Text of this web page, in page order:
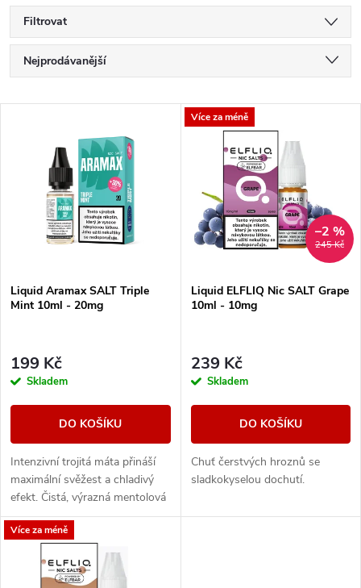
Filtrovat
Ř
a
p
r
o
u
k
t
Nejprodávanější
Nejdražší
Abecedně
s
p
r
o
d
u
k
Liquid Aramax SALT Triple
Mint 10ml - 20mg
199 Kč
Skladem
DO KOŠÍKU
Intenzivní trojitá máta přináší
maximální svěžest a chladivý
efekt. Čistá, výrazná mentolová
chuť pro milovníky silného
osvěžení.
Více za méně
245 Kč
–2 %
Liquid ELFLIQ Nic SALT Grape
10ml - 10mg
239 Kč
Skladem
DO KOŠÍKU
Chuť čerstvých hroznů se
sladkokyselou dochutí.
Více za méně